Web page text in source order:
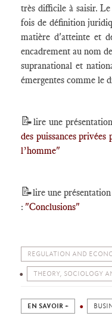
très difficile à saisir.
fois de définition
matière d'atteinte et
encadrement au nom
supranational et
émergentes comme le
📝lire une
des puissances
l’homme"
📝lire une
: "Conclusions"
REGULATION AND
THEORY, SOCIOLOGY
EN SAVOIR +